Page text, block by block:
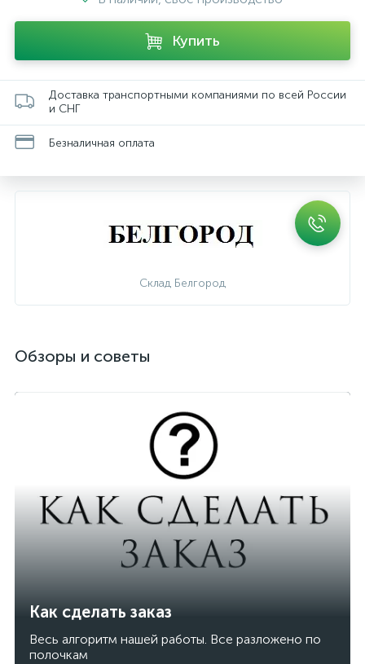
Купить
Доставка транспортными компаниями по всей России
и СНГ
Безналичная оплата
Склад Белгород
Обзоры и советы
Как сделать заказ
Весь алгоритм нашей работы. Все разложено по
полочкам